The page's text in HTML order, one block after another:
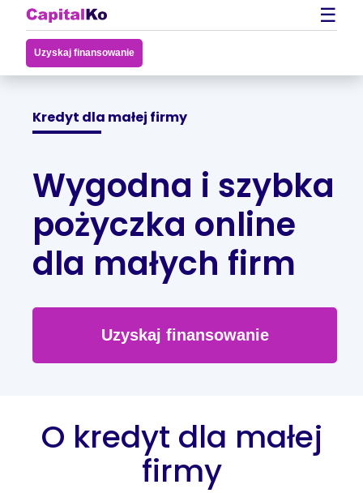
☰
Uzyskaj finansowanie
Kredyt dla małej firmy
Wygodna i szybka
pożyczka online
dla małych firm
Uzyskaj finansowanie
O kredyt dla małej
firmy